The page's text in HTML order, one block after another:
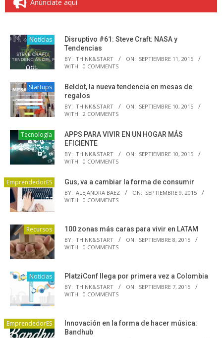
Anúnciate aquí
Noticias
Disruptivo #61: Steve Craft: NASA y
Tendencias
BY: THINK&START ON: SEPTIEMBRE 11, 2015
WITH: 0 COMMENTS
Startups
Beldot, la nueva tendencia en mesas de
regalos
BY: THINK&START ON: SEPTIEMBRE 10, 2015
WITH: 2 COMMENTS
Tecnología
APPS PARA VIVIR EN UN HOGAR MÁS
EFICIENTE
BY: THINK&START ON: SEPTIEMBRE 10, 2015
WITH: 0 COMMENTS
EmprendedorES Gus, va a cambiar la forma de consumir
BY: ALEJANDRA BAEZ ON: SEPTIEMBRE 9, 2015
WITH: 0 COMMENTS
Recursos 100 zonas más caras para vivir en LATAM
BY: THINK&START ON: SEPTIEMBRE 8, 2015
WITH: 0 COMMENTS
Noticias PlatziConf llega por primera vez a Colombia
BY: THINK&START ON: SEPTIEMBRE 7, 2015
WITH: 0 COMMENTS
EmprendedorES
Innovación en la forma de hacer música:
Bandhub